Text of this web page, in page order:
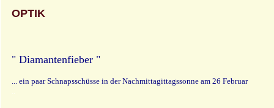
OPTIK
" Diamantenfieber "
... ein paar Schnapsschüsse in der Nachmittagittagssonne am 26 Februar
..